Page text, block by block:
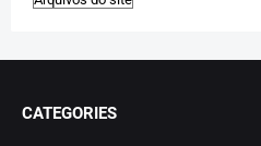
CATEGORIES